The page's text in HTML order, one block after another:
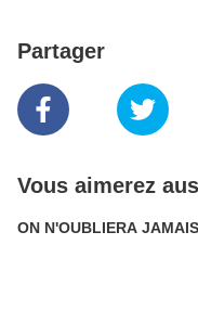
Partager
Vous aimerez
ON N'OUBLIERA